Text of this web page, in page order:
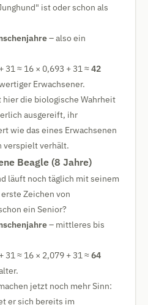
ist oder schon als
– also ein
31 ≈ 16 × 0,693 + 31 ≈42
Erwachsener.
hier die biologische Wahrheit
ausgereift, ihr
wie das eines Erwachsenen
verspielt verhält.
Beagle (8 Jahre)
läuft noch täglich mit seinem
Zeichen von
ein Senior?
– mittleres bis
31 ≈ 16 × 2,079 + 31 ≈64
jetzt noch mehr Sinn:
er sich bereits im